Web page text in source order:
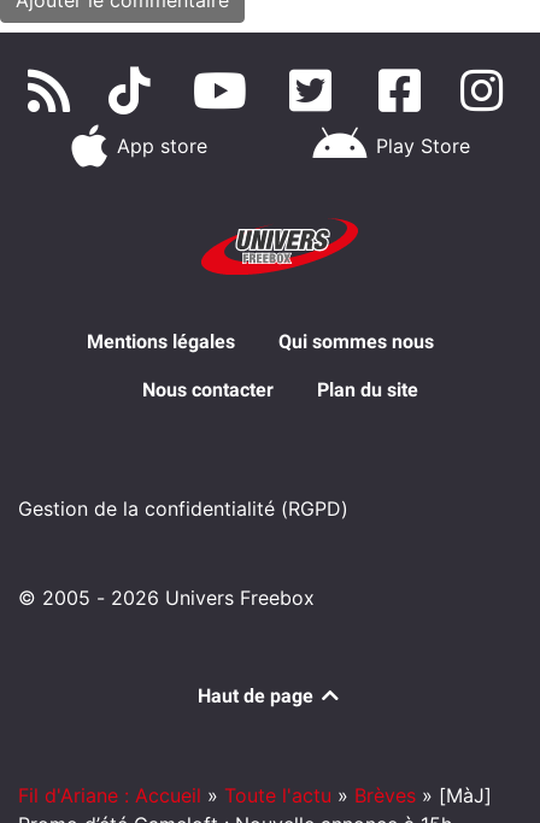
App store Play Store
Mentions légales Qui sommes nous
Nous contacter Plan du site
Gestion de la confidentialité (RGPD)
© 2005 - 2026 Univers Freebox
Haut de page
Fil d'Ariane : Accueil » Toute l'actu » Brèves » [MàJ]